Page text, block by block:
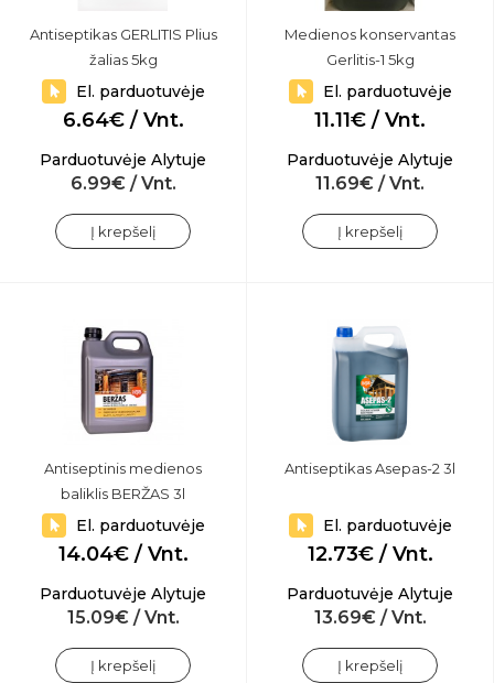
Antiseptikas GERLITIS Plius
žalias 5kg
El. parduotuvėje
6.64€ / Vnt.
Parduotuvėje Alytuje
6.99€ / Vnt.
Į krepšelį
Medienos konservantas
Gerlitis-1 5kg
El. parduotuvėje
11.11€ / Vnt.
Parduotuvėje Alytuje
11.69€ / Vnt.
Į krepšelį
Antiseptinis medienos
baliklis BERŽAS 3l
El. parduotuvėje
14.04€ / Vnt.
Parduotuvėje Alytuje
15.09€ / Vnt.
Į krepšelį
Antiseptikas Asepas-2 3l
El. parduotuvėje
12.73€ / Vnt.
Parduotuvėje Alytuje
13.69€ / Vnt.
Į krepšelį